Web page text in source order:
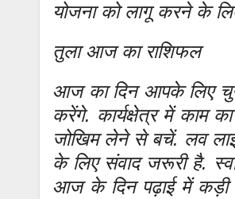
योजना को लागू करने के
तुला आज का राशिफल
आज का दिन आपके लिए
करेंगे. कार्यक्षेत्र में काम
जोखिम लेने से बचें. लव
के लिए संवाद जरूरी है.
आज के दिन पढ़ाई में कड़ी